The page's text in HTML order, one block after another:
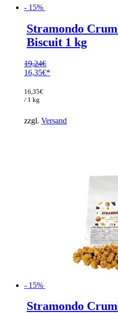
- 15%
Stramondo
Biscuit 1 kg
19,24€
Ursprünglicher
war:
19,24€
16,35€
Preis
ist:
16,35€
/ 1 kg
zzgl. Versand
- 15%
Stramondo